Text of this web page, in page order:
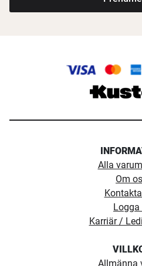
Alla
Om
Logga
Karriär /
Allmänna